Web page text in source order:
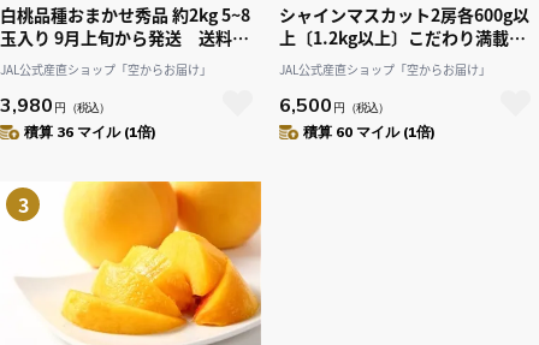
白桃品種おまかせ秀品 約2kg 5~8
玉入り 9月上旬から発送 送料無
料「アンスリーファーム」
JAL公式産直ショップ「空からお届け」
3,980 円 （税込）
積算 36 マイル (1倍)
シャインマスカット2房各600g以
上〔1.2kg以上〕こだわり満載厳
選!〔葡萄農家が贈る〕「Nini
farm」〔8月下旬-発送〕
JAL公式産直ショップ「空からお届け」
6,500 円 （税込）
積算 60 マイル (1倍)
3